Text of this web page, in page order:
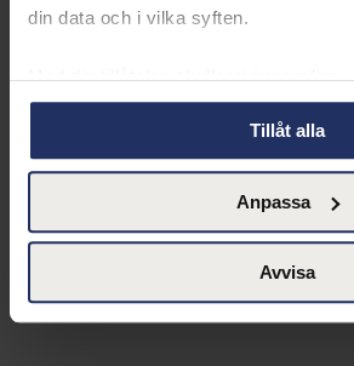
din data och i vilka syften.
Med din tillåtelse skulle vi även vilja:
kan ha en noggrannhet på upp till
Identifiera din enhet genom
specifika kännetecken
Ta reda på mer om hur dina
och ställ in dina preferenser i
eller dra tillbaka ditt samtycke när
förklaringen.
Tillåt alla
Anpassa
Avvisa